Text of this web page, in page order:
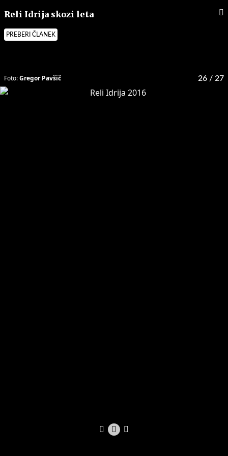
Reli Idrija skozi leta
PREBERI ČLANEK
26 / 27
Foto:Gregor Pavšič